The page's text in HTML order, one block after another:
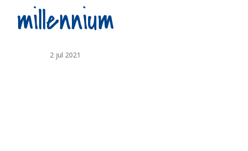
millennium
2 jul 2021